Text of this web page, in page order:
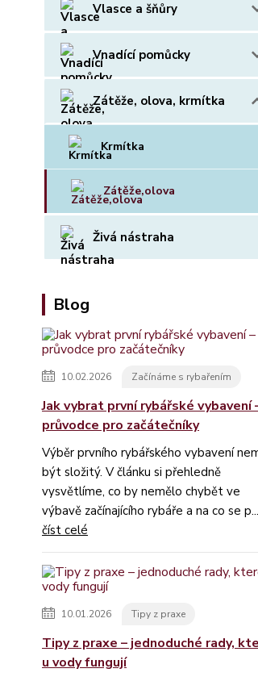
Vlasce a šňůry
Vnadící pomůcky
Zátěže, olova, krmítka
Krmítka
Zátěže,olova
Živá nástraha
Blog
10.02.2026 Začínáme s rybařením
Jak vybrat první rybářské vybavení
průvodce pro začátečníky
Výběr prvního rybářského vybavení
být složitý. V článku si přehledně
vysvětlíme, co by nemělo chybět ve
výbavě začínajícího rybáře a na co se p...
číst celé
10.01.2026 Tipy z praxe
Tipy z praxe – jednoduché rady,
u vody fungují